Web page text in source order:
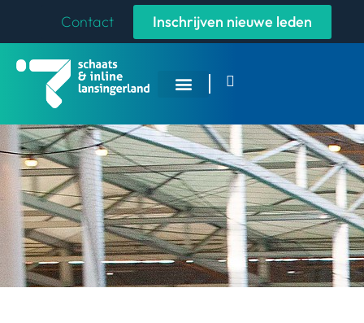
Inschrijven nieuwe leden
Contact